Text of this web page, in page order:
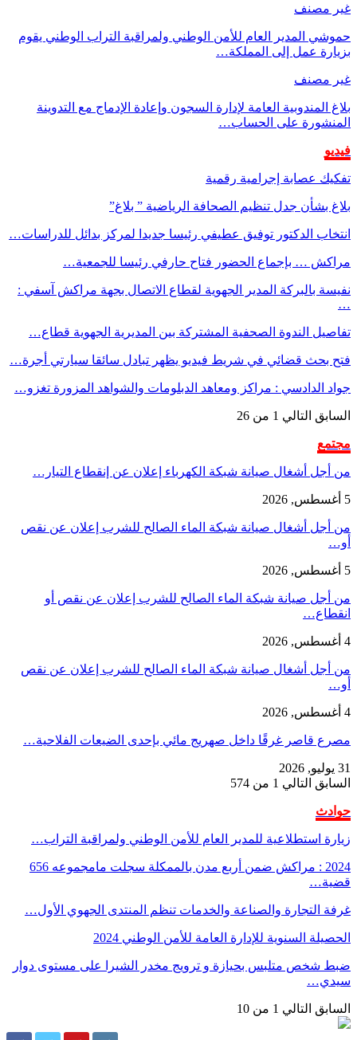
غير مصنف
حموشي المدير العام للأمن الوطني ولمراقبة التراب الوطني يقوم
بزيارة عمل إلى المملكة…
غير مصنف
بلاغ المندوبية العامة لإدارة السجون وإعادة الإدماج مع التدوينة
المنشورة على الحساب…
فيديو
تفكيك عصابة إجرامية رقمية
بلاغ بشأن جدل تنظيم الصحافة الرياضية ” بلاغ”
انتخاب الدكتور توفيق عطيفي رئيسا جديدا لمركز بدائل للدراسات…
مراكش … بإجماع الحضور فتاح حارفي رئيسا للجمعية…
نفيسة بالبركة المدير الجهوية لقطاع الاتصال بجهة مراكش آسفي :
…
تفاصيل الندوة الصحفية المشتركة بين المديرية الجهوية قطاع…
فتح بحث قضائي في شريط فيديو يظهر تبادل سائقا سيارتي أجرة…
جواد الدادسي : مراكز ومعاهد الدبلومات والشواهد المزورة تغزو…
السابق التالي 1 من 26
مجتمع
من أجل أشغال صيانة شبكة الكهرباء إعلان عن إنقطاع التيار…
5 أغسطس, 2026
من أجل أشغال صيانة شبكة الماء الصالح للشرب إعلان عن نقص
أو…
5 أغسطس, 2026
من أجل صيانة شبكة الماء الصالح للشرب إعلان عن نقص أو
انقطاع…
4 أغسطس, 2026
من أجل أشغال صيانة شبكة الماء الصالح للشرب إعلان عن نقص
أو…
4 أغسطس, 2026
مصرع قاصر غرقًا داخل صهريج مائي بإحدى الضيعات الفلاحية…
31 يوليو, 2026
السابق التالي 1 من 574
حوادث
زيارة استطلاعية للمدير العام للأمن الوطني ولمراقبة التراب…
2024 : مراكش ضمن أربع مدن بالممكلة سجلت مامجموعه 656
قضية…
غرفة التجارة والصناعة والخدمات تنظم المنتدى الجهوي الأول…
الحصيلة السنوية للإدارة العامة للأمن الوطني 2024
ضبط شخص متلبس بحيازة و ترويج مخدر الشيرا على مستوى دوار
سيدي…
السابق التالي 1 من 10